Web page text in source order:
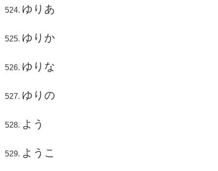
ゆりあ
ゆりか
ゆりな
ゆりの
よう
ようこ